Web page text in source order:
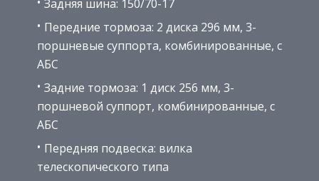
Задняя шина: 150/70-17
Передние тормоза: 2 диска 296 мм, 3-
поршневые суппорта, комбинированные, с
АБС
Задние тормоза: 1 диск 256 мм, 3-
поршневой суппорт, комбинированные, с
АБС
Передняя подвеска: вилка
телескопического типа